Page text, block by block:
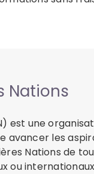
Nations
est une
avancer les
Nations de
ou